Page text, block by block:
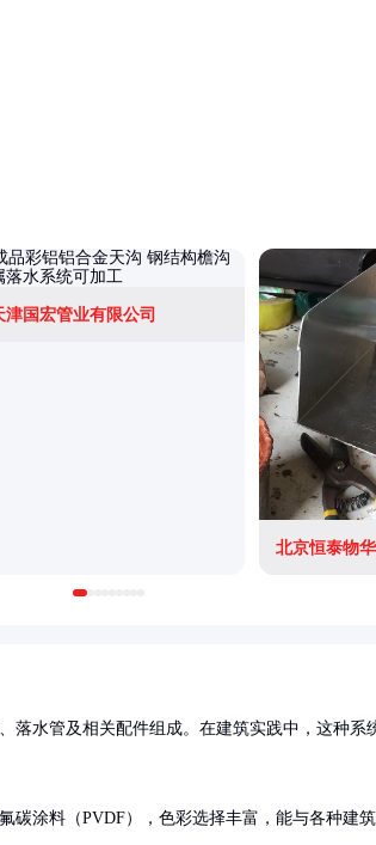
津国宏管业有限公司
北京恒泰物
落水管及相关配件组成。在建筑实践中，这种系
碳涂料（PVDF），色彩选择丰富，能与各种建筑